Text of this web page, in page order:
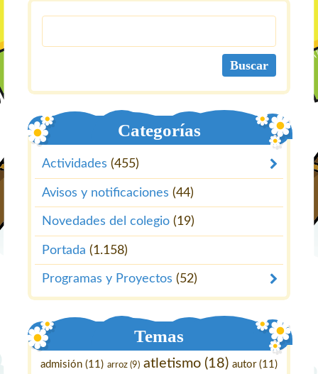
Categorías
Actividades (455)
Avisos y notificaciones (44)
Novedades del colegio (19)
Portada (1.158)
Programas y Proyectos (52)
Temas
admisión (11) arroz (9) atletismo (18) autor(11)